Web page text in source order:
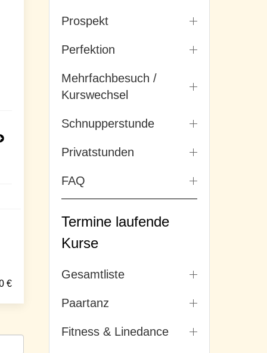
€
Prospekt
Perfektion
Mehrfachbesuch /
Kurswechsel
Schnupperstunde
Privatstunden
FAQ
Termine laufende
Kurse
Gesamtliste
Paartanz
Fitness & Linedance